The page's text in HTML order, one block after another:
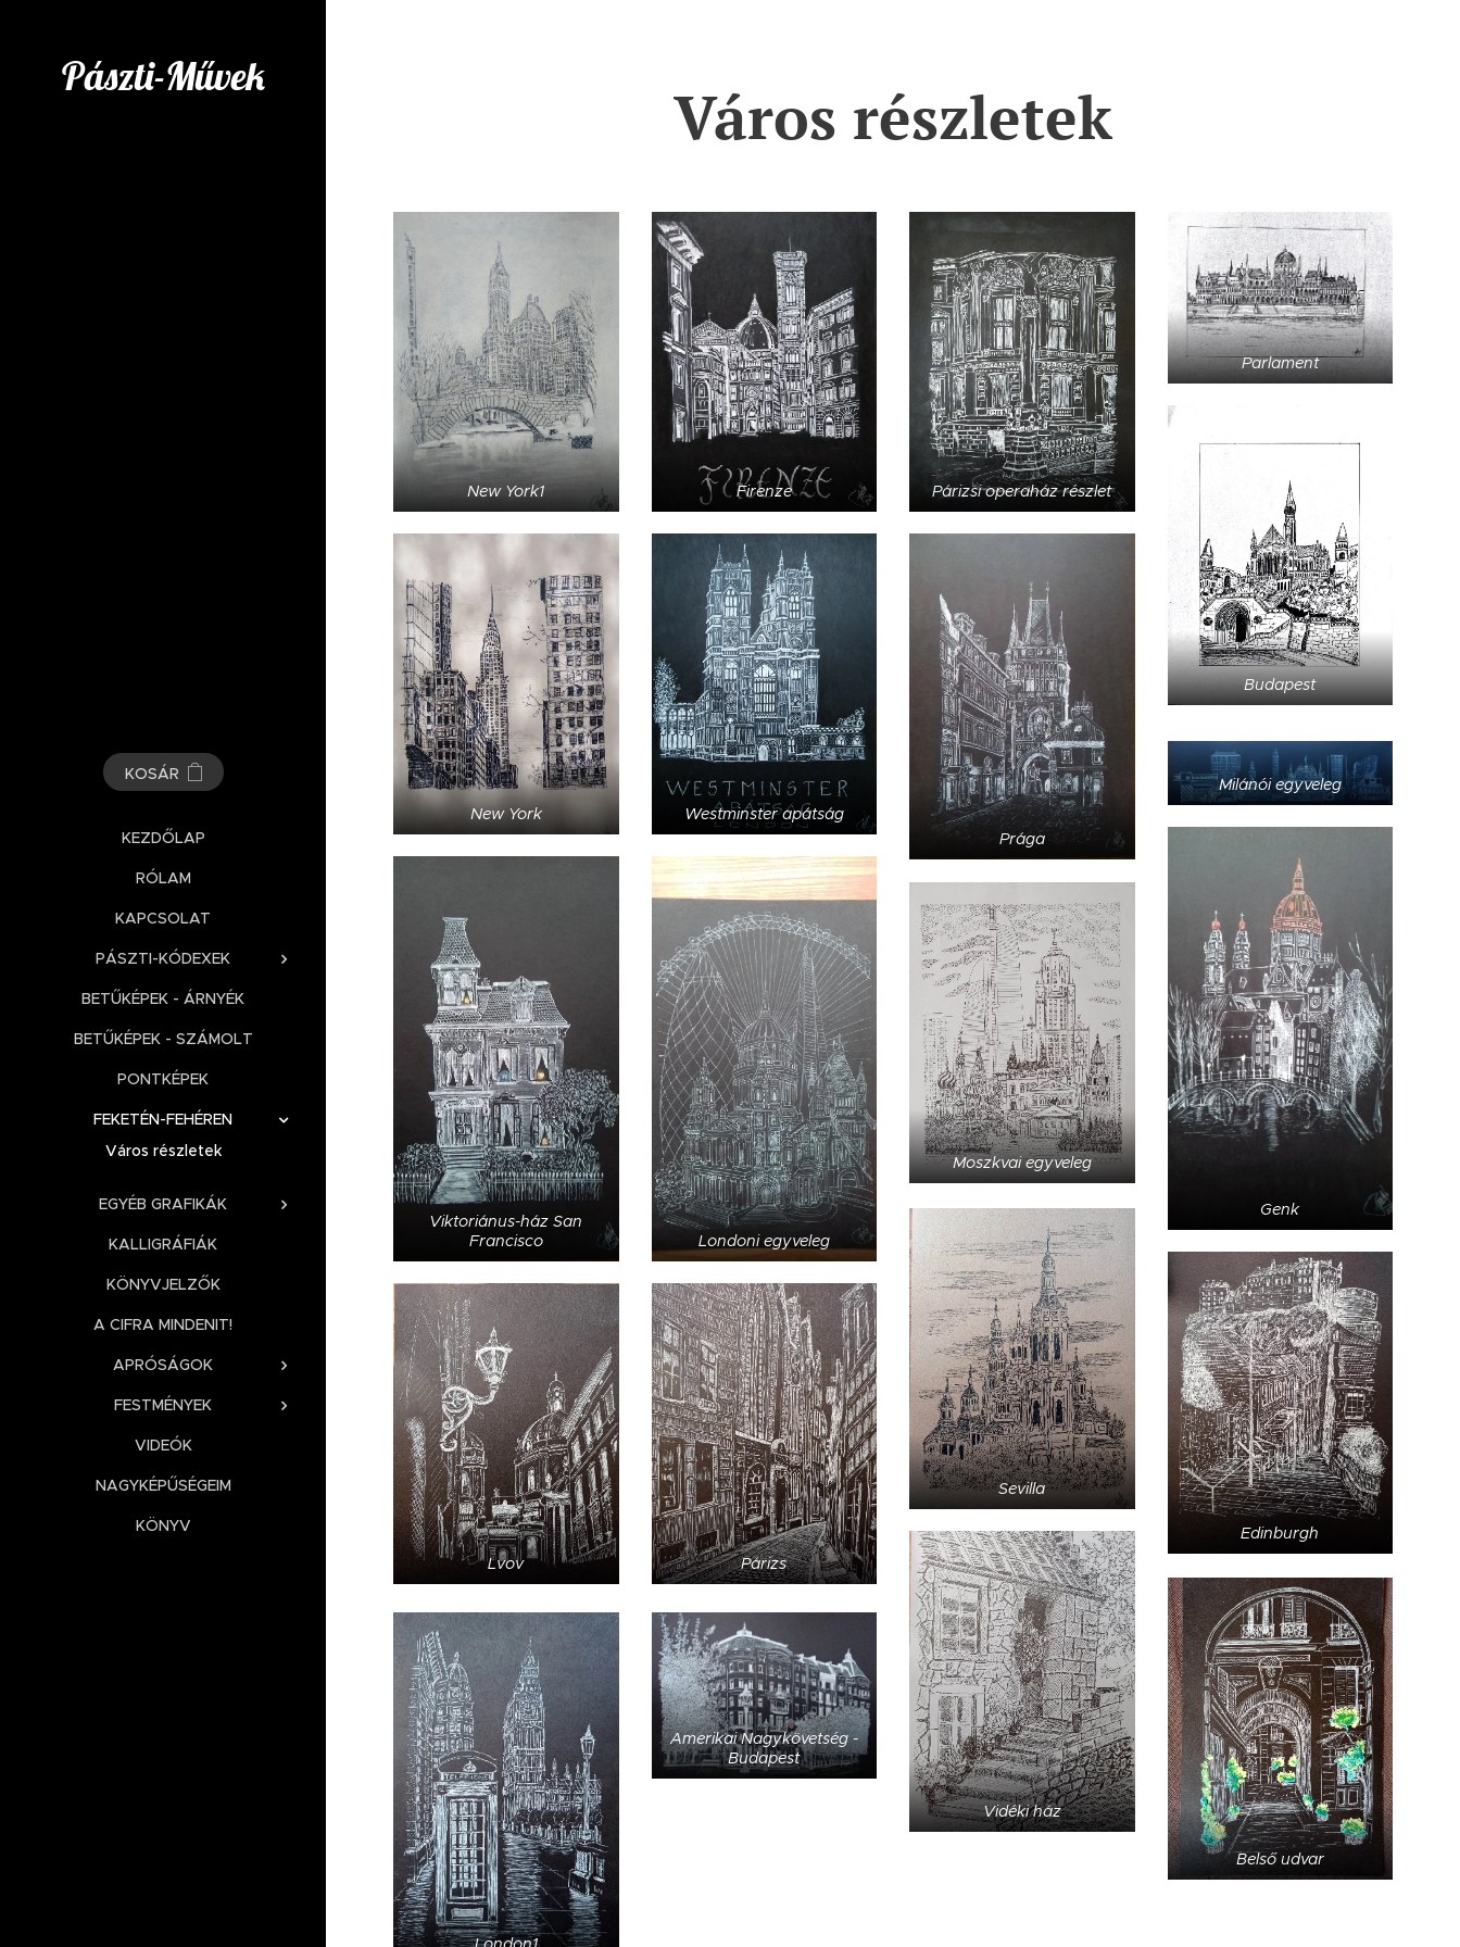
Pászti-Művek
KOSÁR
KEZDŐLAP
RÓLAM
KAPCSOLAT
PÁSZTI-KÓDEXEK
BETŰKÉPEK - ÁRNYÉK
BETŰKÉPEK - SZÁMOLT
PONTKÉPEK
FEKETÉN-FEHÉREN
Város részletek
EGYÉB GRAFIKÁK
KALLIGRÁFIÁK
KÖNYVJELZŐK
A CIFRA MINDENIT!
APRÓSÁGOK
FESTMÉNYEK
VIDEÓK
NAGYKÉPŰSÉGEIM
KÖNYV
Város részletek
New York1 Firenze Párizsi operaház részlet
Parlament
Budapest
New York
Westminster apátság
Prága
Milánói egyveleg
Genk
Viktoriánus-ház San
Francisco
Londoni egyveleg
Moszkvai egyveleg
Sevilla
Edinburgh
Lvov
Párizs
Vidéki ház
Belső udvar
Amerikai Nagykövetség -
Budapest